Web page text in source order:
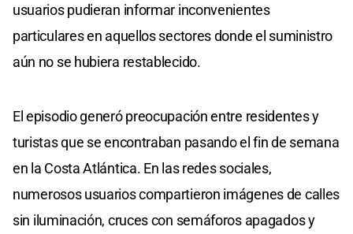
usuarios pudieran informar inconvenientes
particulares en aquellos sectores donde el suministro
aún no se hubiera restablecido.
El episodio generó preocupación entre residentes y
turistas que se encontraban pasando el fin de semana
en la Costa Atlántica. En las redes sociales,
numerosos usuarios compartieron imágenes de calles
sin iluminación, cruces con semáforos apagados y